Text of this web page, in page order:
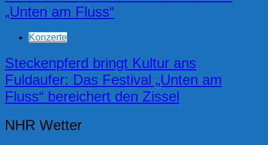
„Unten am Fluss“
Konzerte
Steckenpferd bringt Kultur ans
Fuldaufer: Das Festival „Unten am
Fluss“ bereichert den Zissel
NHR Wetter